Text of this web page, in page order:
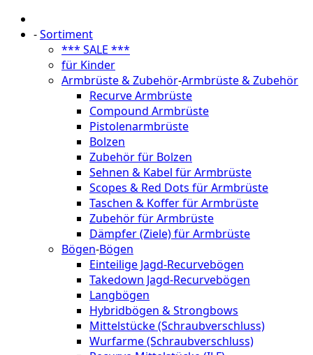
-Sortiment
*** SALE ***
für Kinder
Armbrüste & Zubehör-Armbrüste & Zubehör
Recurve Armbrüste
Compound Armbrüste
Pistolenarmbrüste
Bolzen
Zubehör für Bolzen
Sehnen & Kabel für Armbrüste
Scopes & Red Dots für Armbrüste
Taschen & Koffer für Armbrüste
Zubehör für Armbrüste
Dämpfer (Ziele) für Armbrüste
Bögen-Bögen
Einteilige Jagd-Recurvebögen
Takedown Jagd-Recurvebögen
Langbögen
Hybridbögen & Strongbows
Mittelstücke (Schraubverschluss)
Wurfarme (Schraubverschluss)